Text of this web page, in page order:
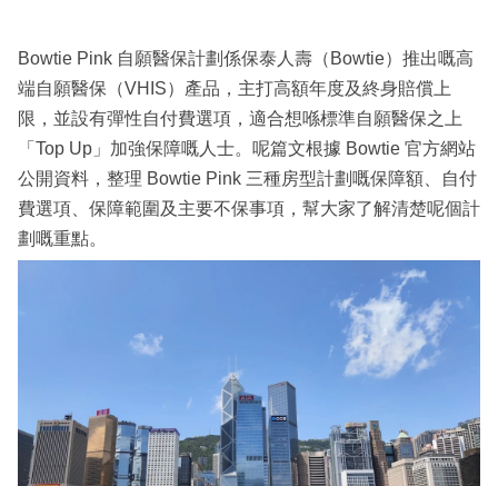
閱
Bowtie Pink 自願醫保計劃係保泰人壽（Bowtie）推出嘅高
端自願醫保（VHIS）產品，主打高額年度及終身賠償上
限，並設有彈性自付費選項，適合想喺標準自願醫保之上
「Top Up」加強保障嘅人士。呢篇文根據 Bowtie 官方網站
公開資料，整理 Bowtie Pink 三種房型計劃嘅保障額、自付
費選項、保障範圍及主要不保事項，幫大家了解清楚呢個計
劃嘅重點。